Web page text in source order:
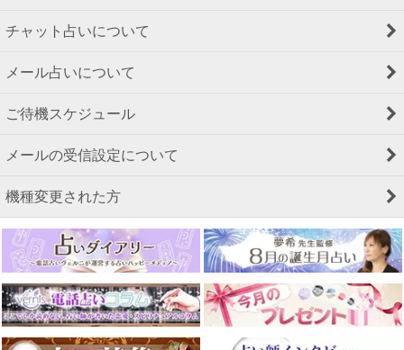
チャット占いについて
メール占いについて
ご待機スケジュール
メールの受信設定について
機種変更された方